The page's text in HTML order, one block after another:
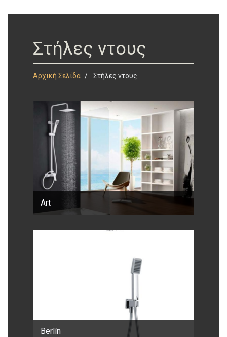
Στήλες ντους
Αρχική Σελίδα Στήλες ντους
Art
Berlín